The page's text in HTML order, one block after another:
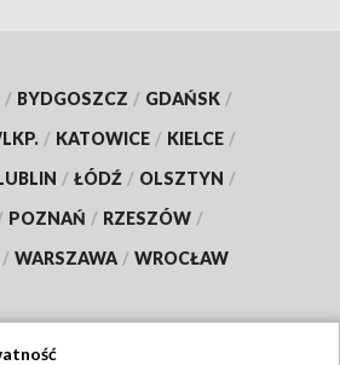
/ BYDGOSZCZ / GDAŃSK /
/ KATOWICE / KIELCE /
/ ŁÓDŹ / OLSZTYN /
POZNAŃ / RZESZÓW /
/ WARSZAWA / WROCŁAW